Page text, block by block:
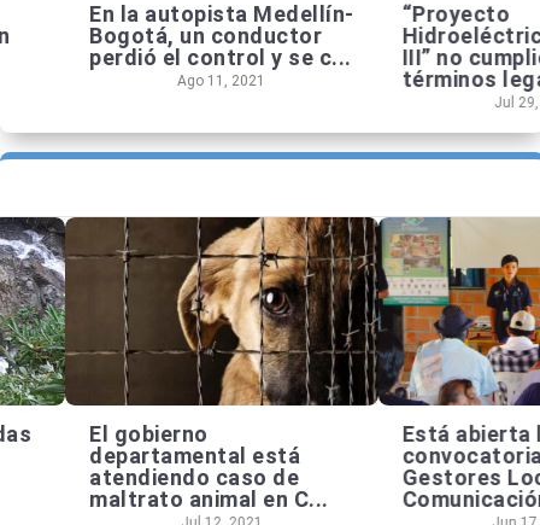
En la autopista Medellín-
Bogotá, un conductor
perdió el control y se c...
Ago 11, 2021
“Proyecto
Hidroeléctrico
III” no cumplió con
términos lega...
Jul 29, 2021
El gobierno
departamental está
atendiendo caso de
maltrato animal en C...
Está abierta la
convocatoria para
Gestores Locales
Comunicación